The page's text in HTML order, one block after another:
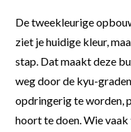
De tweekleurige
ziet je huidige kleur,
stap. Dat maakt deze
weg door de kyu-
opdringerig te worden,
hoort te doen. Wie